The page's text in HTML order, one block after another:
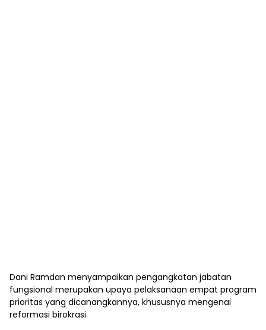
Dani Ramdan menyampaikan pengangkatan jabatan
fungsional merupakan upaya pelaksanaan empat program
prioritas yang dicanangkannya, khususnya mengenai
reformasi birokrasi.